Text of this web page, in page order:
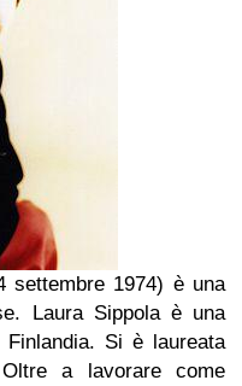
settembre 1974) è una
Laura Sippola è una
Si è laureata
a lavorare come